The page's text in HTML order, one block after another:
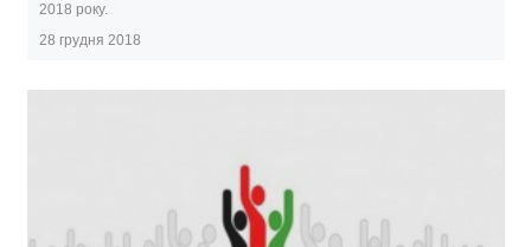
2018 року.
28 грудня 2018